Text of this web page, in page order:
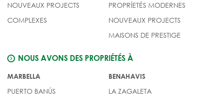
NOUVEAUX PROJECTS
COMPLEXES
PROPRÍETÉS MODERNES
NOUVEAUX PROJECTS
MAISONS DE PRESTIGE
NOUS AVONS DES PROPRIÉTÉS À
MARBELLA
PUERTO BANÚS
BENAHAVIS
LA ZAGALETA